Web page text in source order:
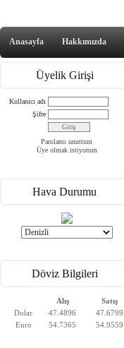
Anasayfa Hakkımızda
Üyelik Girişi
Kullanıcı adı
Şifre
Parolamı unuttum
Üye olmak istiyorum
Hava Durumu
Döviz Bilgileri
Alış
Satış
Dolar
47.4896
47.6799
Euro
54.7365 54.9559